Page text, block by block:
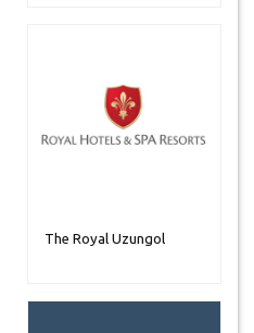
The Royal Uzungol